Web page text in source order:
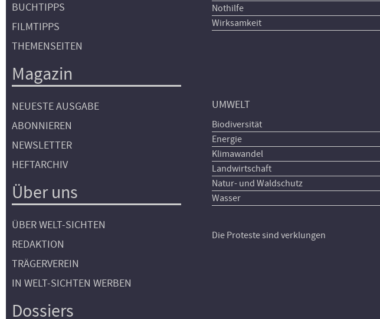
BUCHTIPPS
FILMTIPPS
THEMENSEITEN
Magazin
NEUESTE AUSGABE
ABONNIEREN
NEWSLETTER
HEFTARCHIV
Über uns
ÜBER WELT-SICHTEN
REDAKTION
TRÄGERVEREIN
IN WELT-SICHTEN WERBEN
Dossiers
Nothilfe
Wirksamkeit
UMWELT
Biodiversität
Energie
Klimawandel
Landwirtschaft
Natur- und Waldschutz
Wasser
Die Proteste sind verklungen